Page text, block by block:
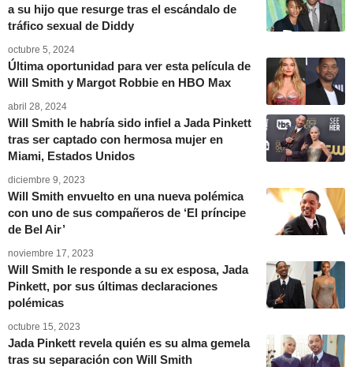
a su hijo que resurge tras el escándalo de
tráfico sexual de Diddy
octubre 5, 2024
Última oportunidad para ver esta película de
Will Smith y Margot Robbie en HBO Max
abril 28, 2024
Will Smith le habría sido infiel a Jada Pinkett
tras ser captado con hermosa mujer en
Miami, Estados Unidos
diciembre 9, 2023
Will Smith envuelto en una nueva polémica
con uno de sus compañeros de ‘El príncipe
de Bel Air’
noviembre 17, 2023
Will Smith le responde a su ex esposa, Jada
Pinkett, por sus últimas declaraciones
polémicas
octubre 15, 2023
Jada Pinkett revela quién es su alma gemela
tras su separación con Will Smith